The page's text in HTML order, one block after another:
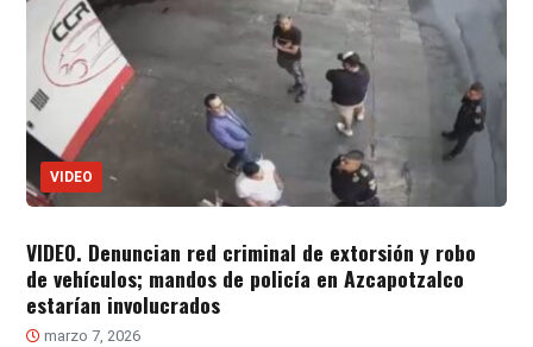
VIDEO
VIDEO. Denuncian red criminal de extorsión y robo
de vehículos; mandos de policía en Azcapotzalco
estarían involucrados
marzo 7, 2026